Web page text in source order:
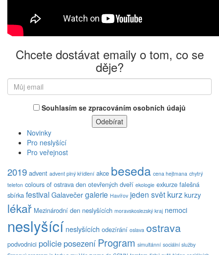
Chcete dostávat emaily o tom, co se
děje?
Souhlasím se zpracováním osobních údajů
Novinky
Pro neslyšící
Pro veřejnost
2019 advent advent plný křídlení akce beseda cena hejtmana chytrý
telefon colours of ostrava den otevřených dveří ekologie exkurze falešná
sbírka festivalGalavečergalerie Havířov jeden svět kurzkurzy
lékař Mezinárodní den neslyšících moravskoslezský kraj nemoci
neslyšící neslyšících odezírání oslava ostrava
podvodnici policie posezení Program simultánní sociální služby